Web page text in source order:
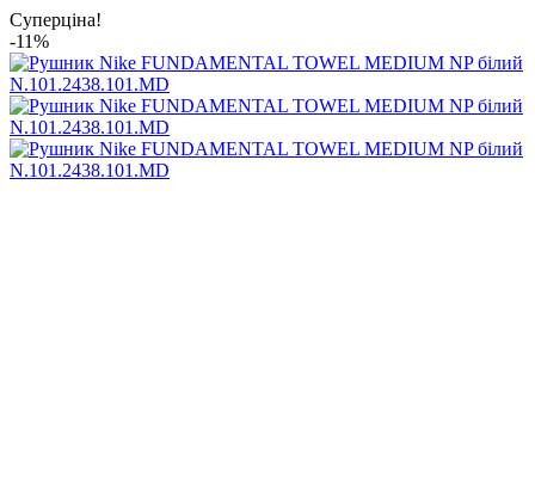
Суперціна!
-11%